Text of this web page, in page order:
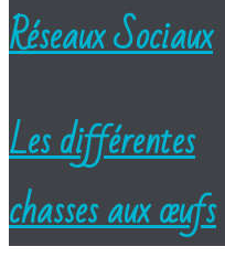
Réseaux Sociaux
Les différentes
chasses aux œufs